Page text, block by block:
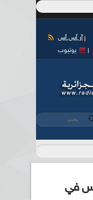
آر أس أس
يوتيوب
البحث ‏بحث ‏
في